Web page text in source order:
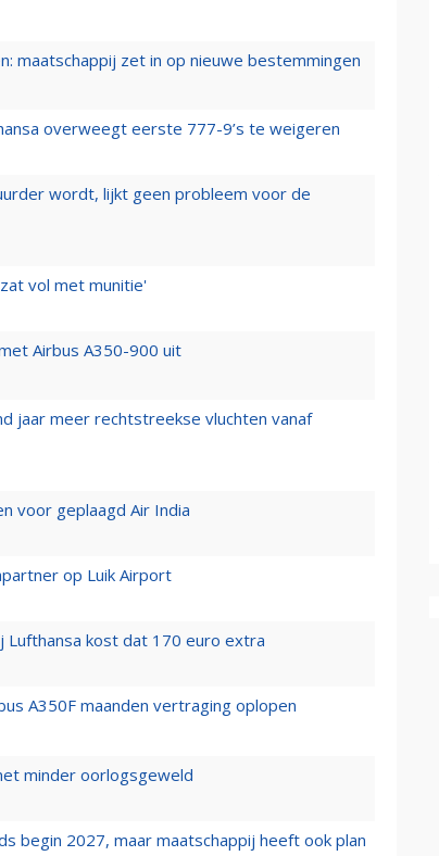
maatschappij zet in op nieuwe bestemmingen
overweegt eerste 777-9’s te weigeren
wordt, lijkt geen probleem voor de
vol met munitie'
Airbus A350-900 uit
jaar meer rechtstreekse vluchten vanaf
voor geplaagd Air India
op Luik Airport
Lufthansa kost dat 170 euro extra
A350F maanden vertraging oplopen
minder oorlogsgeweld
begin 2027, maar maatschappij heeft ook plan